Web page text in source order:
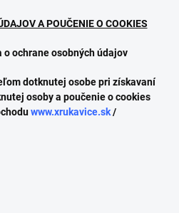
A POUČENIE O COOKIES
o ochrane osobných údajov
dotknutej osobe pri získavaní
osoby a poučenie o cookies
www.xrukavice.sk/